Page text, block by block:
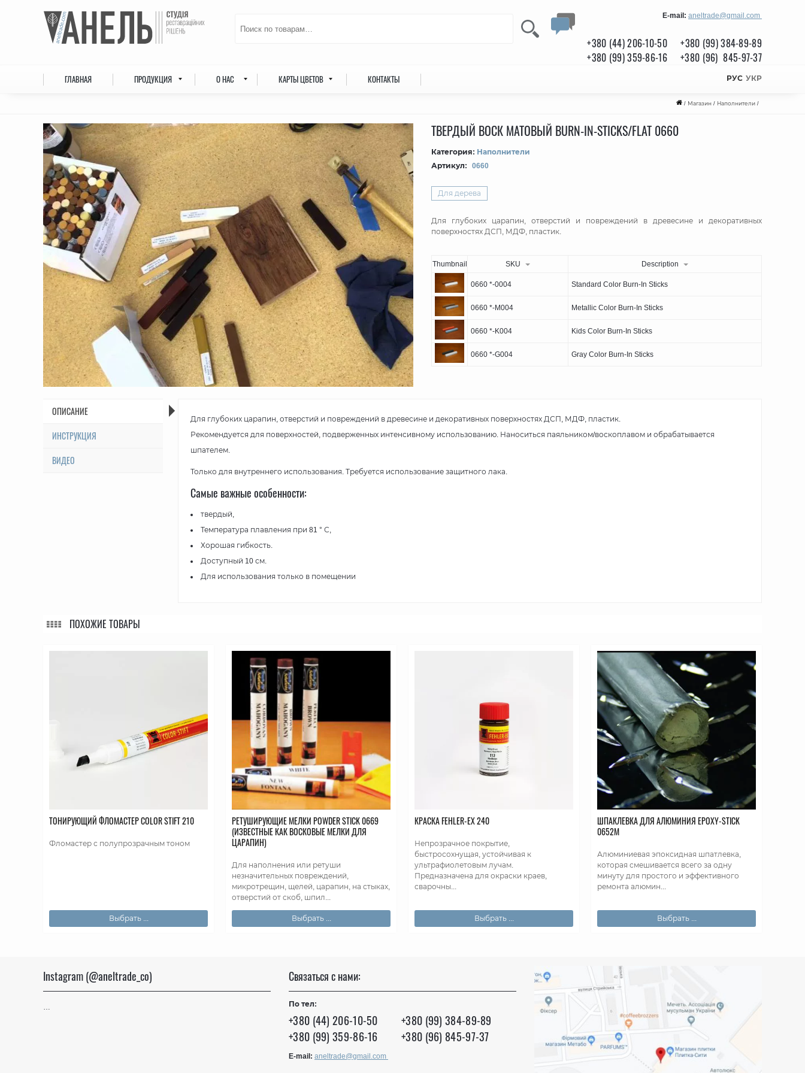
+380 (44) 206-10-50
+380 (99) 384-89-89
+380 (99) 359-86-16
+380 (96) 845-97-37
E-mail: aneltrade@gmail.com
ГЛАВНАЯ ПРОДУКЦИЯ О НАС КАРТЫ ЦВЕТОВ КОНТАКТЫ РУС УКР
/ Магазин / Наполнители /
ТВЕРДЫЙ ВОСК МАТОВЫЙ BURN-IN-STICKS/FLAT 0660
Категория: Наполнители
Артикул:
0660
Для дерева
Для глубоких царапин, отверстий и повреждений в древесине и декоративных
поверхностях ДСП, МДФ, пластик.
Thumbnail SKU Description
0660 *-0004 Standard Color Burn-In Sticks
0660 *-M004 Metallic Color Burn-In Sticks
0660 *-K004 Kids Color Burn-In Sticks
0660 *-G004 Gray Color Burn-In Sticks
ОПИСАНИЕ
ИНСТРУКЦИЯ
ВИДЕО
Для глубоких царапин, отверстий и повреждений в древесине и декоративных поверхностях ДСП, МДФ, пластик.
Рекомендуется для поверхностей, подверженных интенсивному использованию. Наноситься паяльником/воскоплавом и обрабатывается
шпателем.
Только для внутреннего использования. Требуется использование защитного лака.
Самые важные особенности:
твердый,
Температура плавления при 81 ° С,
Хорошая гибкость.
Доступный 10 см.
Для использования только в помещении
ПОХОЖИЕ ТОВАРЫ
ТОНИРУЮЩИЙ ФЛОМАСТЕР COLOR STIFT 210
Фломастер с полупрозрачным тоном
Выбрать ...
РЕТУШИРУЮЩИЕ МЕЛКИ РOWDER STICK 0669
(ИЗВЕСТНЫЕ КАК ВОСКОВЫЕ МЕЛКИ ДЛЯ
ЦАРАПИН)
Для наполнения или ретуши
незначительных повреждений,
микротрещин, щелей, царапин, на стыках,
отверстий от скоб, шпил...
Выбрать ...
КРАСКА FEHLER-EX 240
Непрозрачное покрытие,
быстросохнущая, устойчивая к
ультрафиолетовым лучам.
Предназначена для окраски краев,
сварочны...
Выбрать ...
ШПАКЛЕВКА ДЛЯ АЛЮМИНИЯ EPOXY-STICK
0652М
Алюминиевая эпоксидная шпатлевка,
которая смешивается всего за одну
минуту для простого и эффективного
ремонта алюмин...
Выбрать ...
Instagram (@aneltrade_co)
…
Связаться с нами:
По тел:
+380 (44) 206-10-50
+380 (99) 384-89-89
+380 (99) 359-86-16
+380 (96) 845-97-37
E-mail: aneltrade@gmail.com